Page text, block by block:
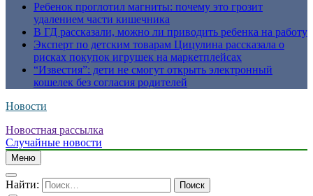
Ребенок проглотил магниты: почему это грозит
удалением части кишечника
В ГД рассказали, можно ли приводить ребенка на работу
Эксперт по детским товарам Цицулина рассказала о
рисках покупок игрушек на маркетплейсах
“Известия”: дети не смогут открыть электронный
кошелек без согласия родителей
Новости
Новостная рассылка
Случайные новости
Меню
Найти: